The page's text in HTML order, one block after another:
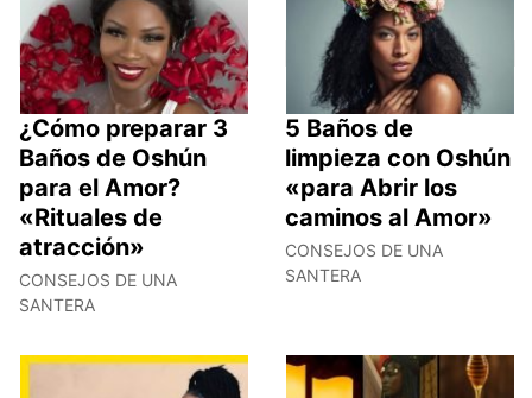
¿Cómo preparar 3
Baños de Oshún
para el Amor?
«Rituales de
atracción»
CONSEJOS DE UNA
SANTERA
5 Baños de
limpieza con Oshún
«para Abrir los
caminos al Amor»
CONSEJOS DE UNA
SANTERA